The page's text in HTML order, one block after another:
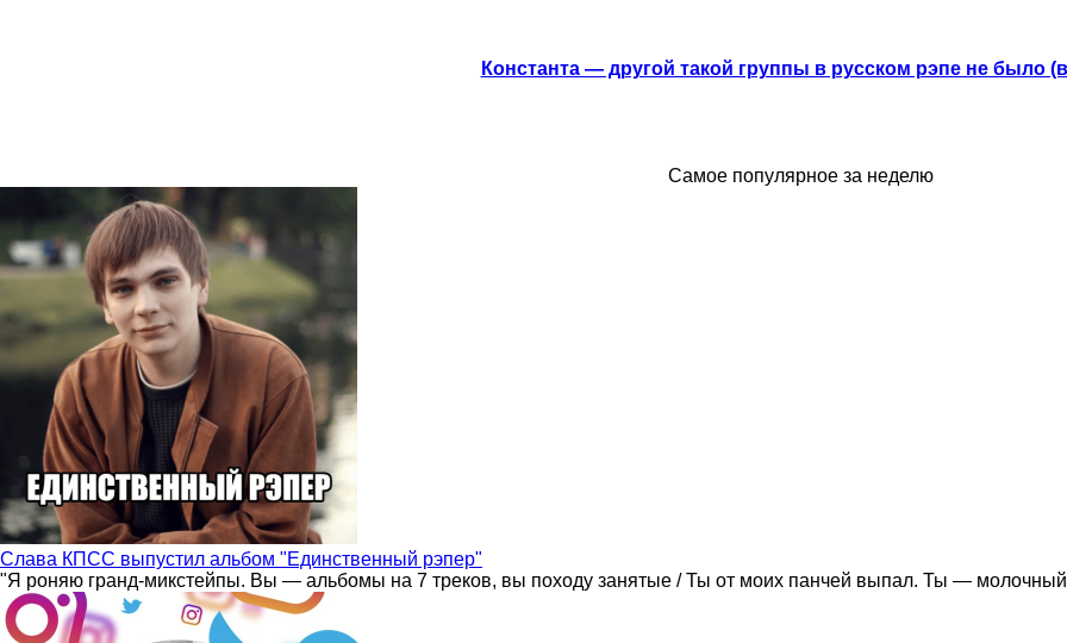
Константа — другой такой группы в русском рэпе не было
Самое популярное за неделю
Слава КПСС выпустил альбом "Единственный рэпер"
"Я роняю гранд-микстейпы. Вы — альбомы на 7 треков, вы походу занятые / Ты от моих панчей выпал. Ты —